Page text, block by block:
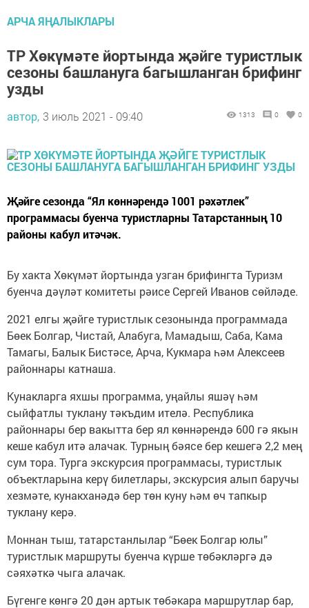
АРЧА ЯҢАЛЫКЛАРЫ
ТР Хөкүмәте йортында җәйге туристлык
сезоны башлануга багышланган брифинг
узды
автор, 3 июль 2021 - 09:40 1313 0 0
Җәйге сезонда “Ял көннәрендә 1001 рәхәтлек”
программасы буенча туристларны Татарстанның 10
районы кабул итәчәк.
Бу хакта Хөкүмәт йортында узган брифингта Туризм
буенча дәүләт комитеты рәисе Сергей Иванов сөйләде.
2021 елгы җәйге туристлык сезонында программада
Бөек Болгар, Чистай, Алабуга, Мамадыш, Саба, Кама
Тамагы, Балык Бистәсе, Арча, Кукмара һәм Алексеев
районнары катнаша.
Кунакларга яхшы программа, уңайлы яшәү һәм
сыйфатлы туклану тәкъдим ителә. Республика
районнары бер вакытта бер ял көннәрендә 600 гә якын
кеше кабул итә алачак. Турның бәясе бер кешегә 2,2 мең
сум тора. Турга экскурсия программасы, туристлык
объектларына керү билетлары, экскурсия алып баручы
хезмәте, кунакханәдә бер төн куну һәм өч тапкыр
туклану керә.
Моннан тыш, татарстанлылар “Бөек Болгар юлы”
туристлык маршруты буенча күрше төбәкләргә дә
сәяхәткә чыга алачак.
Бүгенге көнгә 20 дән артык төбәкара маршрутлар бар,